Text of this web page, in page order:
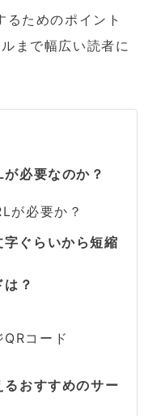
るためのポイント
まで幅広い読者に
必要なのか？
が必要か？
ぐらいから短縮
？
コード
おすすめのサー